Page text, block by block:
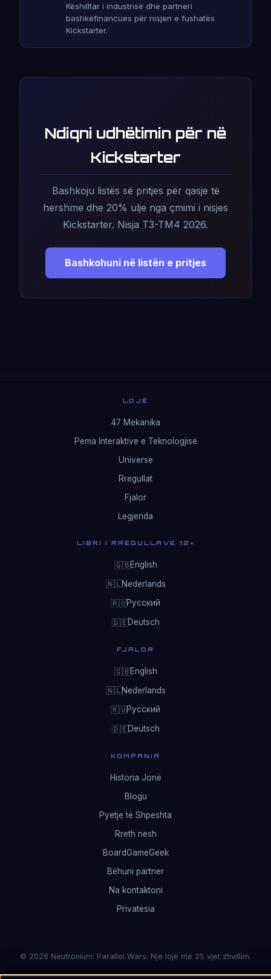
Këshilltar i industrisë dhe partneri
bashkëfinancues për nisjen e fushatës
Kickstarter.
Ndiqni udhëtimin për në
Kickstarter
Bashkoju listës së pritjes për qasje të
hershme dhe 20% ulje nga çmimi i nisjes
Kickstarter. Nisja T3-TM4 2026.
Bashkohuni në listën e pritjes
LOJË
47 Mekanika
Pema Interaktive e Teknologjisë
Universe
Rregullat
Fjalor
Legjenda
LIBRI I RREGULLAVE 12+
🇬🇧English
🇳🇱Nederlands
🇷🇺Русский
🇩🇪Deutsch
FJALOR
🇬🇧English
🇳🇱Nederlands
🇷🇺Русский
🇩🇪Deutsch
KOMPANIA
Historia Jonë
Blogu
Pyetje të Shpeshta
Rreth nesh
BoardGameGeek
Bëhuni partner
Na kontaktoni
Privatësia
© 2026 Neutronium: Parallel Wars. Një lojë me 25 vjet zhvillim.